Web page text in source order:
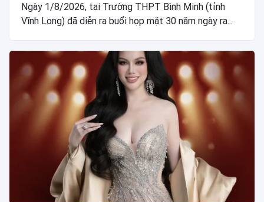
Ngày 1/8/2026, tại Trường THPT Bình Minh (tỉnh
Vĩnh Long) đã diễn ra buổi họp mặt 30 năm ngày ra...